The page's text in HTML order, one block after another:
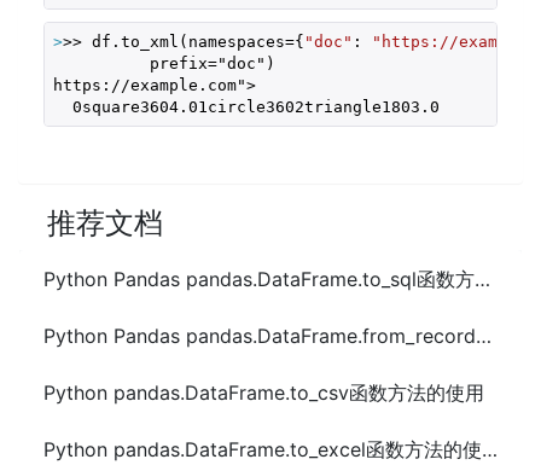
>>> df.to_xml(namespaces={ "doc" :
"https://
          prefix="doc")
https://example.com">
  0square3604.01circle3602triangle1803.0
推荐文档
Python Pandas pandas.DataFrame.to_sql函数方法的使用
Python Pandas pandas.DataFrame.from_records函数方法的使用
Python pandas.DataFrame.to_csv函数方法的使用
Python pandas.DataFrame.to_excel函数方法的使用